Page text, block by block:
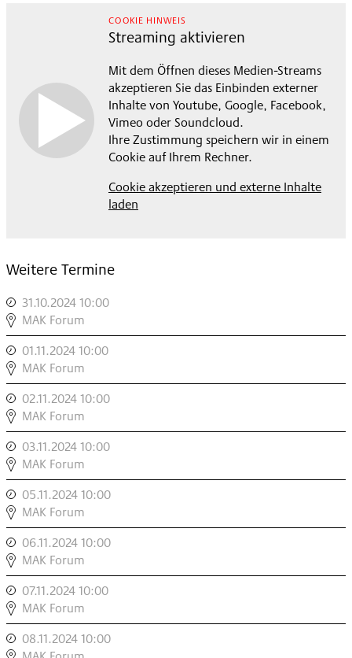
COOKIE HINWEIS
Streaming aktivieren
Mit dem Öffnen dieses Medien-Streams
akzeptieren Sie das Einbinden externer
Inhalte von Youtube, Google, Facebook,
Vimeo oder Soundcloud.
Ihre Zustimmung speichern wir in einem
Cookie auf Ihrem Rechner.
Cookie akzeptieren und externe Inhalte
laden
Weitere Termine
31.10.2024 10:00
COD.ACT:
ΠTON/2
,
MAK Forum
01.11.2024 10:00
COD.ACT:
ΠTON/2
,
MAK Forum
02.11.2024 10:00
COD.ACT:
ΠTON/2
,
MAK Forum
03.11.2024 10:00
COD.ACT:
ΠTON/2
,
MAK Forum
05.11.2024 10:00
COD.ACT:
ΠTON/2
,
MAK Forum
06.11.2024 10:00
COD.ACT:
ΠTON/2
,
MAK Forum
07.11.2024 10:00
COD.ACT:
ΠTON/2
,
MAK Forum
08.11.2024 10:00